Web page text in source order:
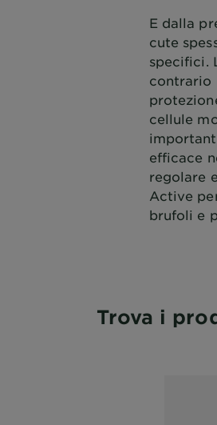
E dalla
cute
specifici.
contrario
cellule
efficace
regolare
Active
brufoli e
Trova i